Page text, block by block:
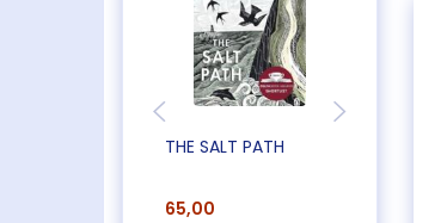
THE SALT PATH
65,00